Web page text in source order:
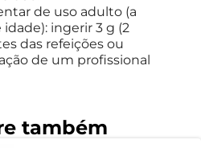
de uso adulto (a
ingerir 3 g (2
das refeições ou
de um profissional